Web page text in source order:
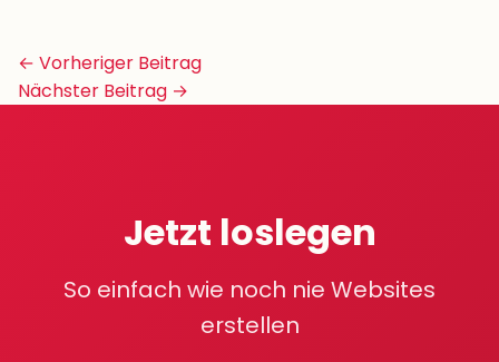
Beitrags-
Navigation
← Vorheriger Beitrag
Nächster Beitrag →
Jetzt loslegen
So einfach wie noch nie Websites
erstellen